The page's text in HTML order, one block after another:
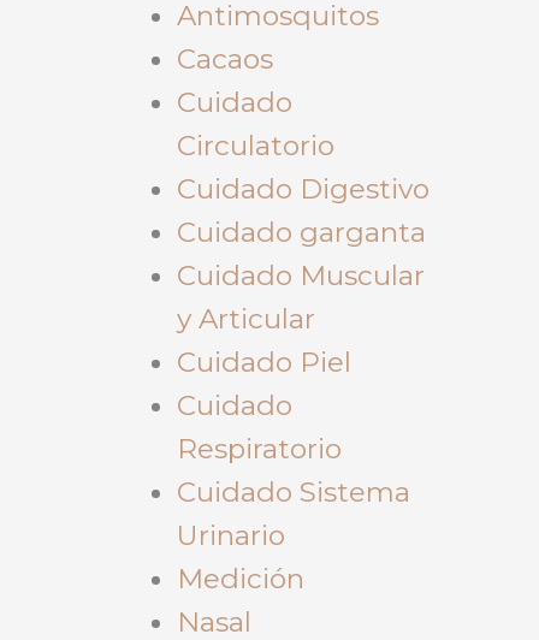
Antimosquitos
Cacaos
Cuidado
Circulatorio
Cuidado Digestivo
Cuidado garganta
Cuidado Muscular
y Articular
Cuidado Piel
Cuidado
Respiratorio
Cuidado Sistema
Urinario
Medición
Nasal